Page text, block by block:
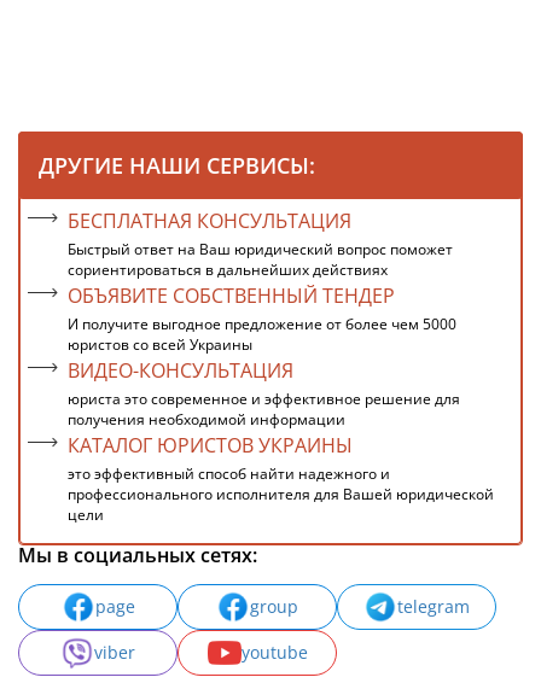
ДРУГИЕ НАШИ СЕРВИСЫ:
БЕСПЛАТНАЯ КОНСУЛЬТАЦИЯ
Быстрый ответ на Ваш юридический вопрос поможет
сориентироваться в дальнейших действиях
ОБЪЯВИТЕ СОБСТВЕННЫЙ ТЕНДЕР
И получите выгодное предложение от более чем 5000
юристов со всей Украины
ВИДЕО-КОНСУЛЬТАЦИЯ
юриста это современное и эффективное решение для
получения необходимой информации
КАТАЛОГ ЮРИСТОВ УКРАИНЫ
это эффективный способ найти надежного и
профессионального исполнителя для Вашей юридической
цели
Мы в социальных сетях:
page group
telegram
viber
youtube